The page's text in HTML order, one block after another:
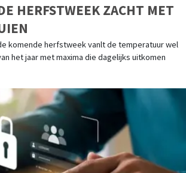
HERFSTWEEK ZACHT MET
de komende herfstweek vanlt de temperatuur wel
het jaar met maxima die dagelijks uitkomen